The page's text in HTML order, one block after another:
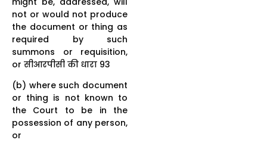
not or would not produce
the document or thing as
required by such
summons or requisition,
or सीआरपीसी की धारा 93
(b) where such document
or thing is not known to
the Court to be in the
possession of any person,
or